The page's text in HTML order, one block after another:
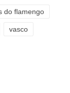
do flamengo
vasco